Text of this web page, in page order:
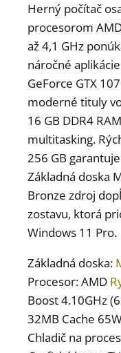
Herný počítač
procesorom
až 4,1 GHz
náročné
GeForce GTX
moderné tituly
16 GB DDR4
multitasking.
256 GB
Základná doska
Bronze zdroj
zostavu, ktorá
Windows 11 Pro.
Základná doska:
Procesor: AMD
Boost 4.10GHz
32MB Cache
Chladič na